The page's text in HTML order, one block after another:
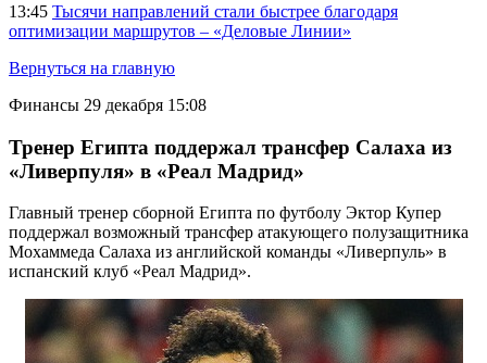
13:45 Тысячи направлений стали быстрее благодаря
оптимизации маршрутов – «Деловые Линии»
Вернуться на главную
Финансы 29 декабря 15:08
Тренер Египта поддержал трансфер Салаха из
«Ливерпуля» в «Реал Мадрид»
Главный тренер сборной Египта по футболу Эктор Купер
поддержал возможный трансфер атакующего полузащитника
Мохаммеда Салаха из английской команды «Ливерпуль» в
испанский клуб «Реал Мадрид».